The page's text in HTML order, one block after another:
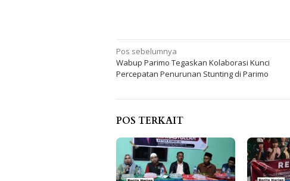
Navigasi
pos
Pos sebelumnya
Wabup Parimo Tegaskan Kolaborasi Kunci
Percepatan Penurunan Stunting di Parimo
POS TERKAIT